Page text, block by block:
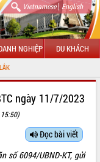
Vietnamese| English
NGHIỆP DU KHÁCH
ngày 11/7/2023
Đọc bài viết
số 6094/UBND-KT, gửi